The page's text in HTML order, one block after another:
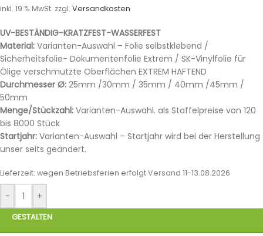
inkl. 19 % MwSt. zzgl. Versandkosten
UV-BESTÄNDIG-KRATZFEST-WASSERFEST
Material: Varianten-Auswahl – Folie selbstklebend /
Sicherheitsfolie- Dokumentenfolie Extrem / SK-Vinylfolie für
Ölige verschmutzte Oberflächen EXTREM HAFTEND
Durchmesser Ø: 25mm /30mm / 35mm / 40mm /45mm /
50mm
Menge/Stückzahl: Varianten-Auswahl. als Staffelpreise von 120
bis 8000 Stück
Startjahr: Varianten-Auswahl – Startjahr wird bei der Herstellung
unser seits geändert.
Lieferzeit: wegen Betriebsferien erfolgt Versand 11-13.08.2026
- +
GESTALTEN